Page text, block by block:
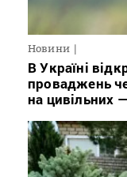
Новини
В Україні
проваджень
на цивільних